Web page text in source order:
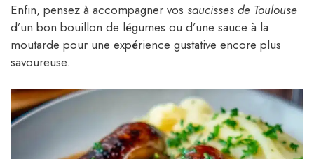
Enfin, pensez à accompagner vos saucisses de Toulouse
d’un bon bouillon de légumes ou d’une sauce à la
moutarde pour une expérience gustative encore plus
savoureuse.